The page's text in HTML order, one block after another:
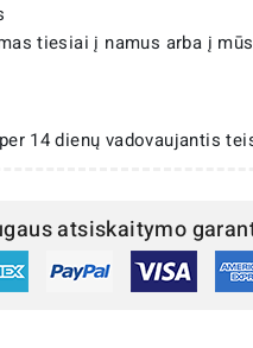
tiesiai į namus arba į
14 dienų vadovaujantis
atsiskaitymo